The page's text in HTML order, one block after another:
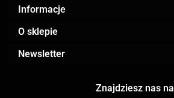
ARGRISICILIA
Informacje
O sklepie
Newsletter
Znajdziesz nas na